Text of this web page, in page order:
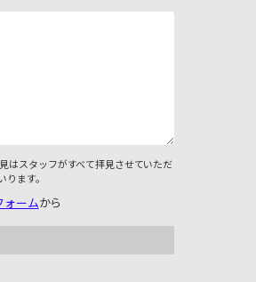
はスタッフがすべて拝見させていただ
ます。
ォームから